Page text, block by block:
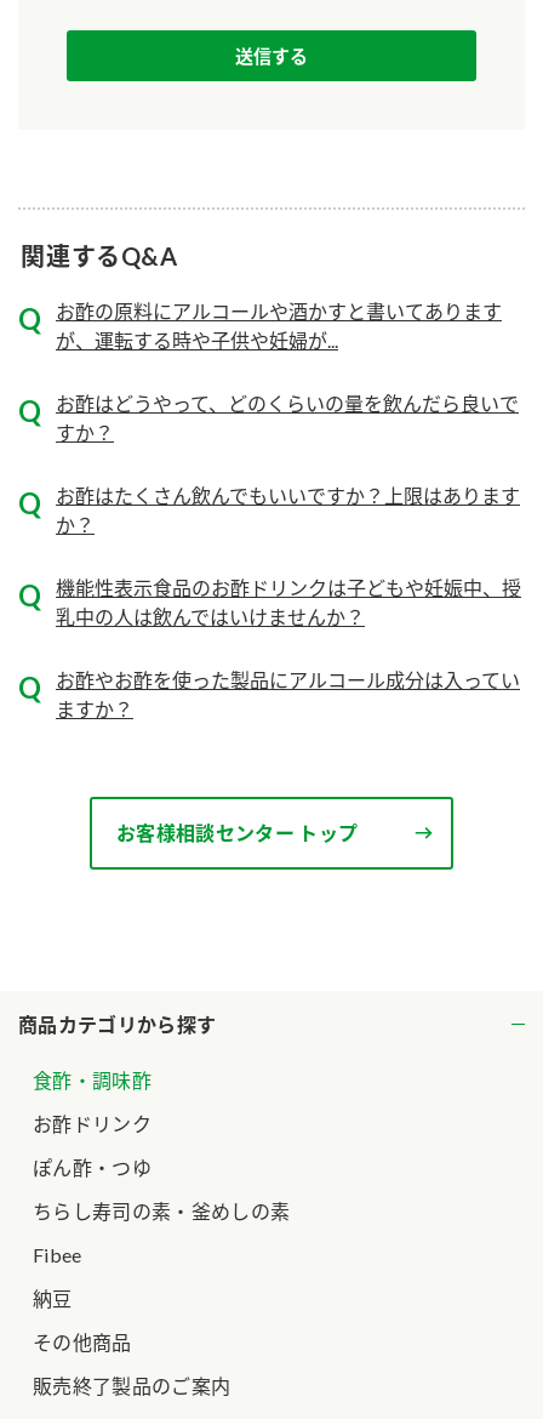
スペシャルサイト
ぽん酢サワー
納豆の豆知識
ミツカンのCM
人気商品 ＋ おすすめレシピ
各部門が大切にしていること
よくあるご質問
ミツカン公式通販
業務用サイト
商品カテゴリから探す
食酢・調味酢
お酢ドリンク
ぽん酢・つゆ
ちらし寿司の素・釜めしの素
Fibee
納豆
その他商品
販売終了製品のご案内
関連するQ&A
お酢の原料にアルコールや酒かすと書いてあります
が、運転する時や子供や妊婦が...
お酢はどうやって、どのくらいの量を飲んだら良いで
すか？
お酢はたくさん飲んでもいいですか？上限はあります
か？
機能性表示食品のお酢ドリンクは子どもや妊娠中、授
乳中の人は飲んではいけませんか？
お酢やお酢を使った製品にアルコール成分は入ってい
ますか？
お客様相談センター トップ